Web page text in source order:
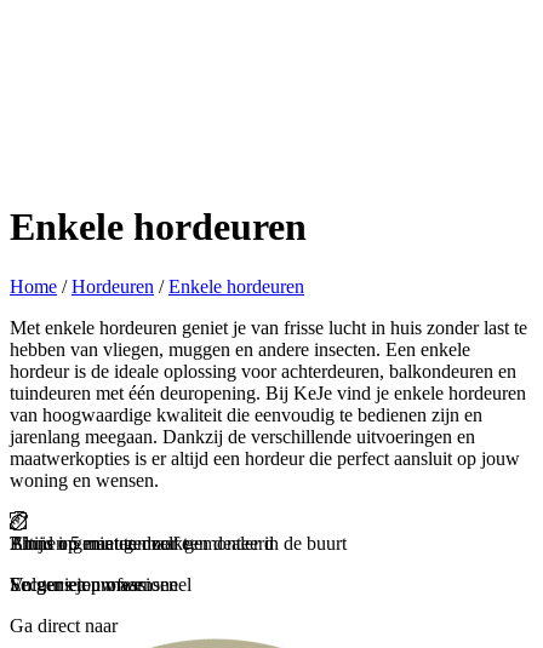
Enkele hordeuren
Home / Hordeuren / Enkele hordeuren
Met enkele hordeuren geniet je van frisse lucht in huis zonder last te
hebben van vliegen, muggen en andere insecten. Een enkele
hordeur is de ideale oplossing voor achterdeuren, balkondeuren en
tuindeuren met één deuropening. Bij KeJe vind je enkele hordeuren
van hoogwaardige kwaliteit die eenvoudig te bedienen zijn en
jarenlang meegaan. Dankzij de verschillende uitvoeringen en
maatwerkopties is er altijd een hordeur die perfect aansluit op jouw
woning en wensen.
Binnen 5 minuten zelf gemonteerd
En genieten maar
Thuis ingemeten door een dealer in de buurt
Secuur en professioneel
Altijd op maat gemaakt
Volgens jouw wensen
Snel geleverd
Zorgeloos en snel
Ga direct naar